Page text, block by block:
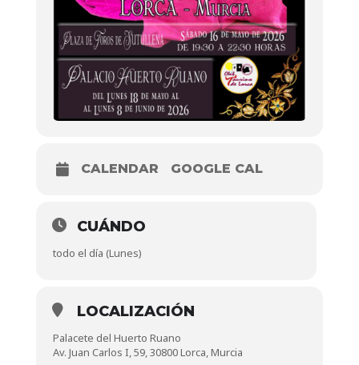
CALENDAR GOOGLE CAL
CUÁNDO
todo el día (Lunes)
LOCALIZACIÓN
Palacete del Huerto Ruano
Av. Juan Carlos I, 59, 30800 Lorca, Murcia